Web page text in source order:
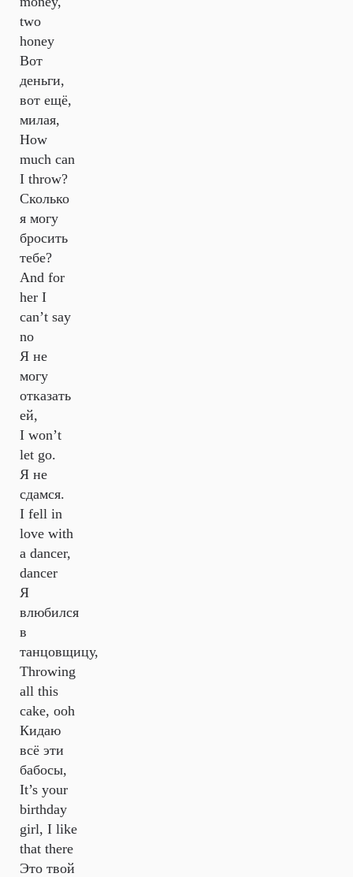
two
honey
Вот
деньги,
вот ещё,
милая,
How
much can
I throw?
Сколько
я могу
бросить
тебе?
And for
her I
can’t say
no
Я не
могу
отказать
ей,
I won’t
let go.
Я не
сдамся.
I fell in
love with
a dancer,
dancer
Я
влюбился
в
танцовщицу,
Throwing
all this
cake, ooh
Кидаю
всё эти
бабосы,
It’s your
birthday
girl, I like
that there
Это твой